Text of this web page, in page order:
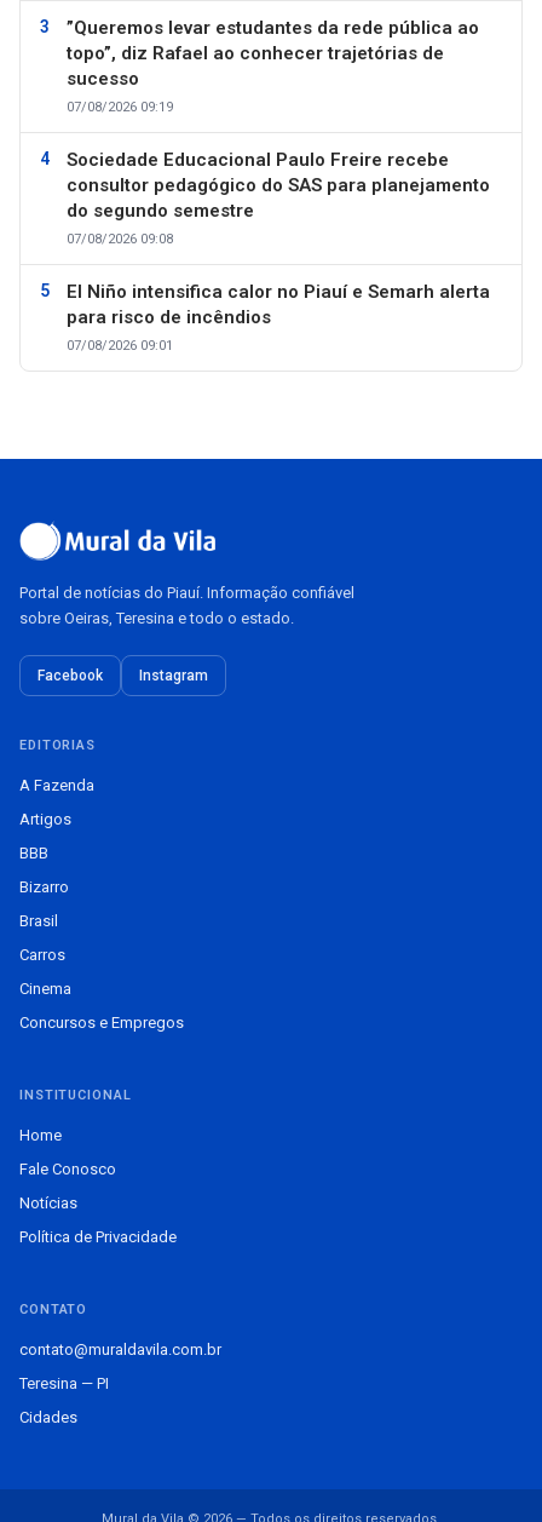
”Queremos levar estudantes da rede pública ao
topo”, diz Rafael ao conhecer trajetórias de
sucesso
07/08/2026 09:19
Sociedade Educacional Paulo Freire recebe
consultor pedagógico do SAS para planejamento
do segundo semestre
07/08/2026 09:08
El Niño intensifica calor no Piauí e Semarh alerta
para risco de incêndios
07/08/2026 09:01
Portal de notícias do Piauí. Informação confiável
sobre Oeiras, Teresina e todo o estado.
Facebook Instagram
EDITORIAS
A Fazenda
Artigos
BBB
Bizarro
Brasil
Carros
Cinema
Concursos e Empregos
INSTITUCIONAL
Home
Fale Conosco
Notícias
Política de Privacidade
CONTATO
contato@muraldavila.com.br
Teresina — PI
Cidades
Mural da Vila © 2026 — Todos os direitos reservados.